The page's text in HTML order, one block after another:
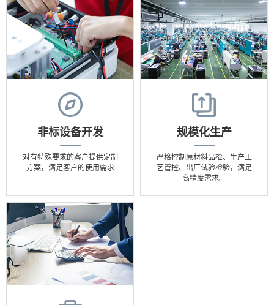
非标设备开发
对有特殊要求的客户提供定制
方案，满足客户的使用需求
规模化生产
严格控制原材料品检、生产工
艺管控、出厂试验检验，满足
高精度需求。